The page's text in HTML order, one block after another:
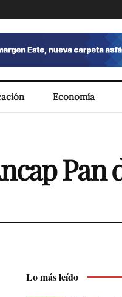
Economía
Pan
Lo más leído